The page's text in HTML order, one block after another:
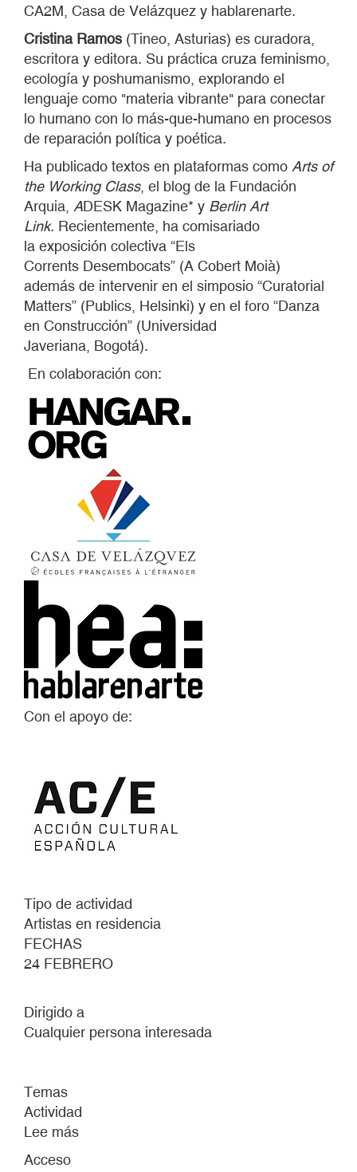
CA2M, Casa de Velázquez y hablarenarte.
Cristina Ramos (Tineo, Asturias) es curadora,
escritora y editora. Su práctica cruza feminismo,
ecología y poshumanismo, explorando el
lenguaje como "materia vibrante" para conectar
lo humano con lo más-que-humano en procesos
de reparación política y poética.
Ha publicado textos en plataformas como Arts of
the Working Class, el blog de la Fundación
Arquia, ADESK Magazine* y Berlin Art
Link. Recientemente, ha comisariado
la exposición colectiva “Els
Corrents Desembocats” (A Cobert Moià)
además de intervenir en el simposio “Curatorial
Matters” (Publics, Helsinki) y en el foro “Danza
en Construcción” (Universidad
Javeriana, Bogotá).
En colaboración con:
Con el apoyo de:
Tipo de actividad
Artistas en residencia
FECHAS
24 FEBRERO
Dirigido a
Cualquier persona interesada
Temas
Actividad
Lee más
Acceso